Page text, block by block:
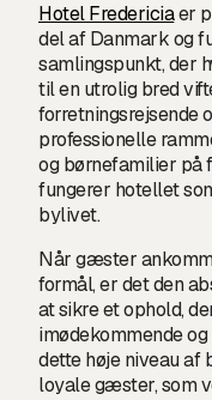
Hotel Fredericiaer
del af Danmark og
samlingspunkt, der
til en utrolig bred
forretningsrejsende
professionelle
og børnefamilier på
fungerer hotellet
bylivet.
Når gæster
formål, er det den
at sikre et ophold,
imødekommende
dette høje niveau af
loyale gæster, som